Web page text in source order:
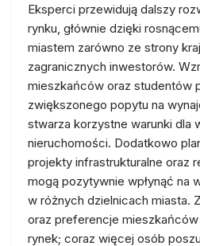
Eksperci przewidują dalszy
rynku, głównie dzięki
miastem zarówno ze strony
zagranicznych inwestorów.
mieszkańców oraz studentów
zwiększonego popytu na
stwarza korzystne warunki dla
nieruchomości. Dodatkowo
projekty infrastrukturalne oraz
mogą pozytywnie wpłynąć na
w różnych dzielnicach miasta.
oraz preferencje mieszkańców
rynek; coraz więcej osób